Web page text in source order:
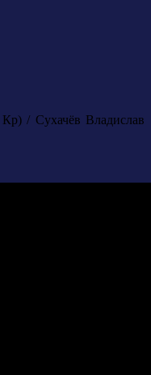
/ Сухачёв Владислав